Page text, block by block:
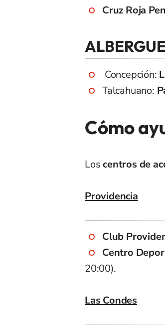
Cruz Roja
Concepción:
Talcahuano:
Cómo
Loscentros de
Providencia
Club
Centro
20:00).
Las Condes